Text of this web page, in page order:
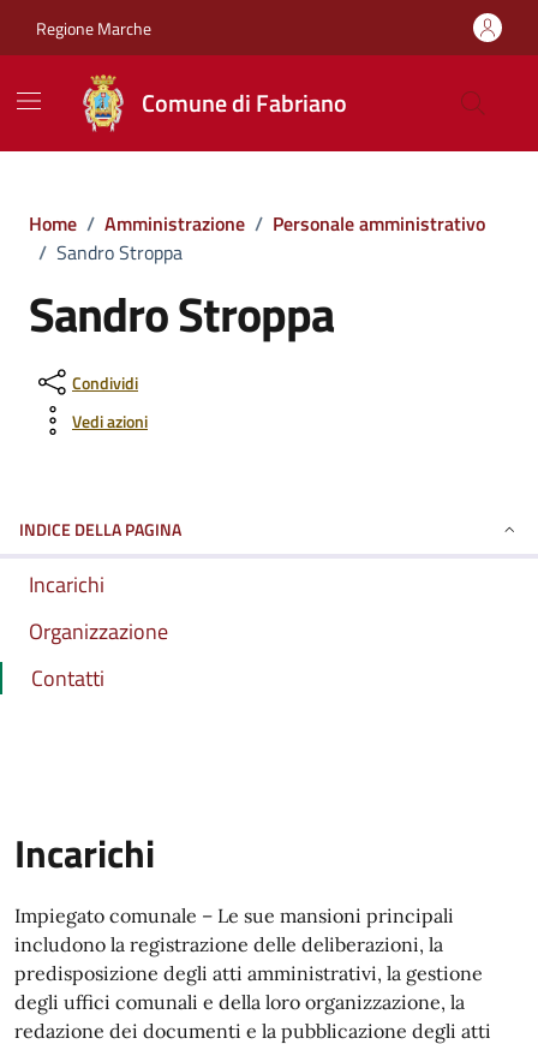
Regione Marche
Comune di Fabriano
Home / Amministrazione / Personale amministrativo
/ Sandro Stroppa
Sandro Stroppa
Condividi
Vedi azioni
INDICE DELLA PAGINA
Incarichi
Organizzazione
Contatti
Incarichi
Impiegato comunale – Le sue mansioni principali
includono la registrazione delle deliberazioni, la
predisposizione degli atti amministrativi, la gestione
degli uffici comunali e della loro organizzazione, la
redazione dei documenti e la pubblicazione degli atti